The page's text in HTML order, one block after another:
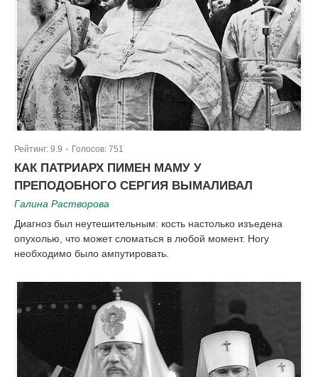
Рейтинг: 9.9 Голосов: 751
КАК ПАТРИАРХ ПИМЕН МАМУ У
ПРЕПОДОБНОГО СЕРГИЯ ВЫМАЛИВАЛ
Галина Растворова
Диагноз был неутешительным: кость настолько изъедена
опухолью, что может сломаться в любой момент. Ногу
необходимо было ампутировать.